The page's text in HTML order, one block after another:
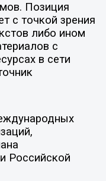
Позиция
с точкой зрения
либо ином
с
в сети
Российской